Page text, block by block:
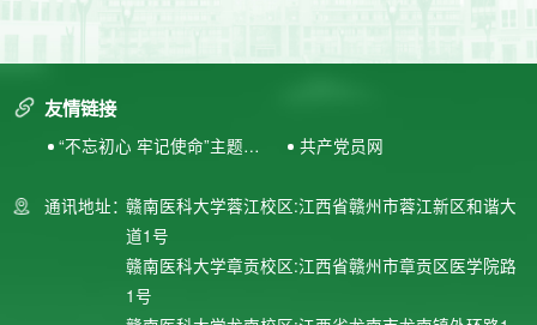
友情链接
“不忘初心 牢记使命”主题教
共产党员网
通讯地址：赣南医科大学蓉江校区:江西省赣州市蓉江新区和谐大
道1号
赣南医科大学章贡校区:江西省赣州市章贡区医学院路
1号